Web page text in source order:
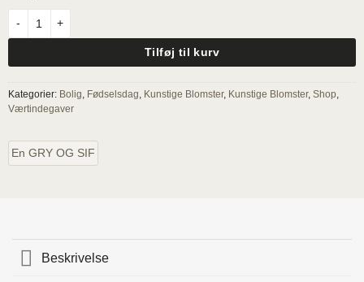
Tilføj til kurv
Kategorier: Bolig Fødselsdag Kunstige Blomster, Kunstige Blomster, Shop
Værtindegaver
En GRY OG SIF
Beskrivelse